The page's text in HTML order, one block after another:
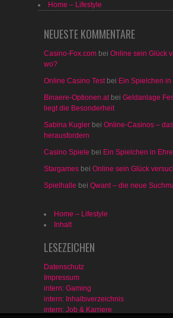
Home – Lifestyle
NEUESTE KOMMENTARE
Casino-Fox.com bei Online sein Glück
wo?
Online Casino Testbei Ein Spielchen
Binaere-Optionen.atbei Geldanlage
liegt die Besonderheit
Sabina Kugler bei Online-Casinos –
herausfordern
Casino Spiele bei Ein Spielchen in
Stargames bei Online sein Glück
Spielhalle bei Qwant – die neue
Home – Lifestyle
Inhalt
LESEZEICHEN
Datenschutz
Impressum
intern: Gaming
intern: Inhaltsverzeichnis
intern: Job & Karriere